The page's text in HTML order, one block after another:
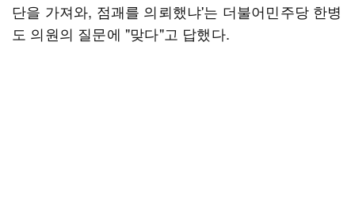
단을 가져와, 점괘를 의뢰했냐'는 더불어민주당 한병
도 의원의 질문에 "맞다"고 답했다.